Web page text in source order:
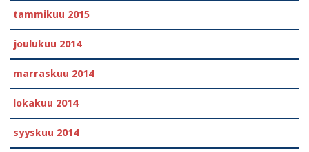
tammikuu 2015
joulukuu 2014
marraskuu 2014
lokakuu 2014
syyskuu 2014